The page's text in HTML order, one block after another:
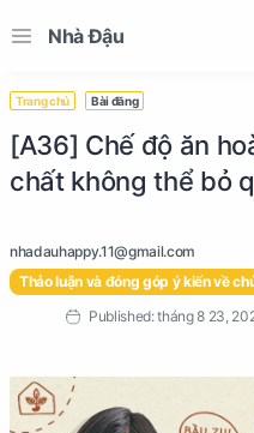
Nhà Đậu
Trang chủ Bài đăng
[A36] Chế độ ăn
chất không thể bỏ
Thảo luận và đóng góp ý kiến về